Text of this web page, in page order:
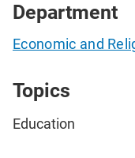
Department
Economic and
Topics
Education